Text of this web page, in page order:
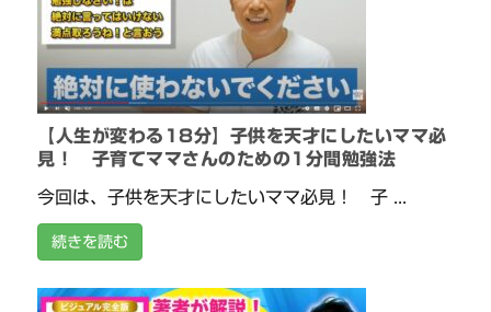
【人生が変わる18分】子供を天才にしたいママ必
見！ 子育てママさんのための1分間勉強法
今回は、子供を天才にしたいママ必見！ 子 ...
続きを読む